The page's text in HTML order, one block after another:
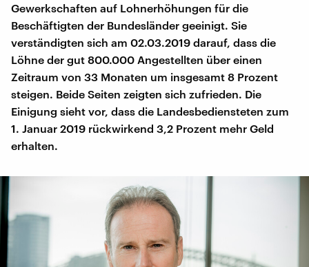
Gewerkschaften auf Lohnerhöhungen für die
Beschäftigten der Bundesländer geeinigt. Sie
verständigten sich am 02.03.2019 darauf, dass die
Löhne der gut 800.000 Angestellten über einen
Zeitraum von 33 Monaten um insgesamt 8 Prozent
steigen. Beide Seiten zeigten sich zufrieden. Die
Einigung sieht vor, dass die Landesbediensteten zum
1. Januar 2019 rückwirkend 3,2 Prozent mehr Geld
erhalten.